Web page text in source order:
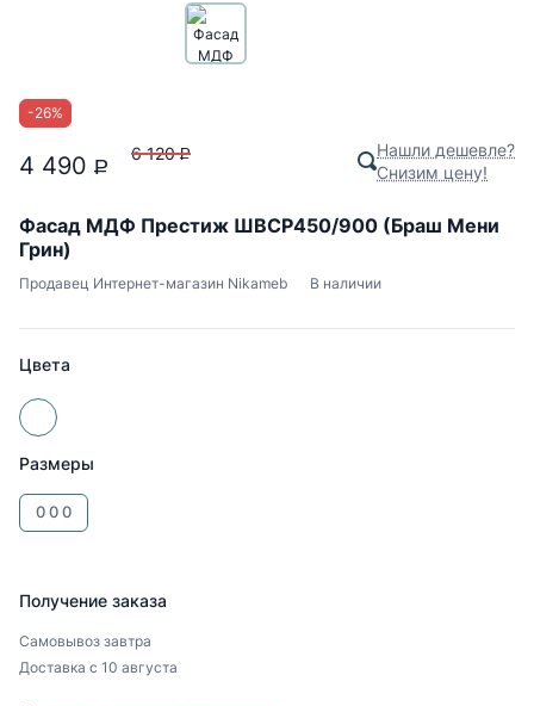
-26%
4 490 P
6 120 P
Нашли дешевле?
Снизим цену!
Фасад МДФ Престиж ШВСР450/900 (Браш Мени
Грин)
Продавец Интернет-магазин Nikameb В наличии
Цвета
Размеры
000
Получение заказа
Самовывоз завтра
Доставка с 10 августа